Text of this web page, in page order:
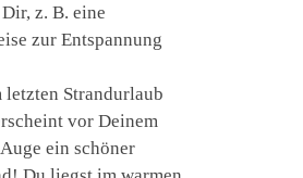
z. B. eine
zur Entspannung
letzten Strandurlaub
vor Deinem
ein schöner